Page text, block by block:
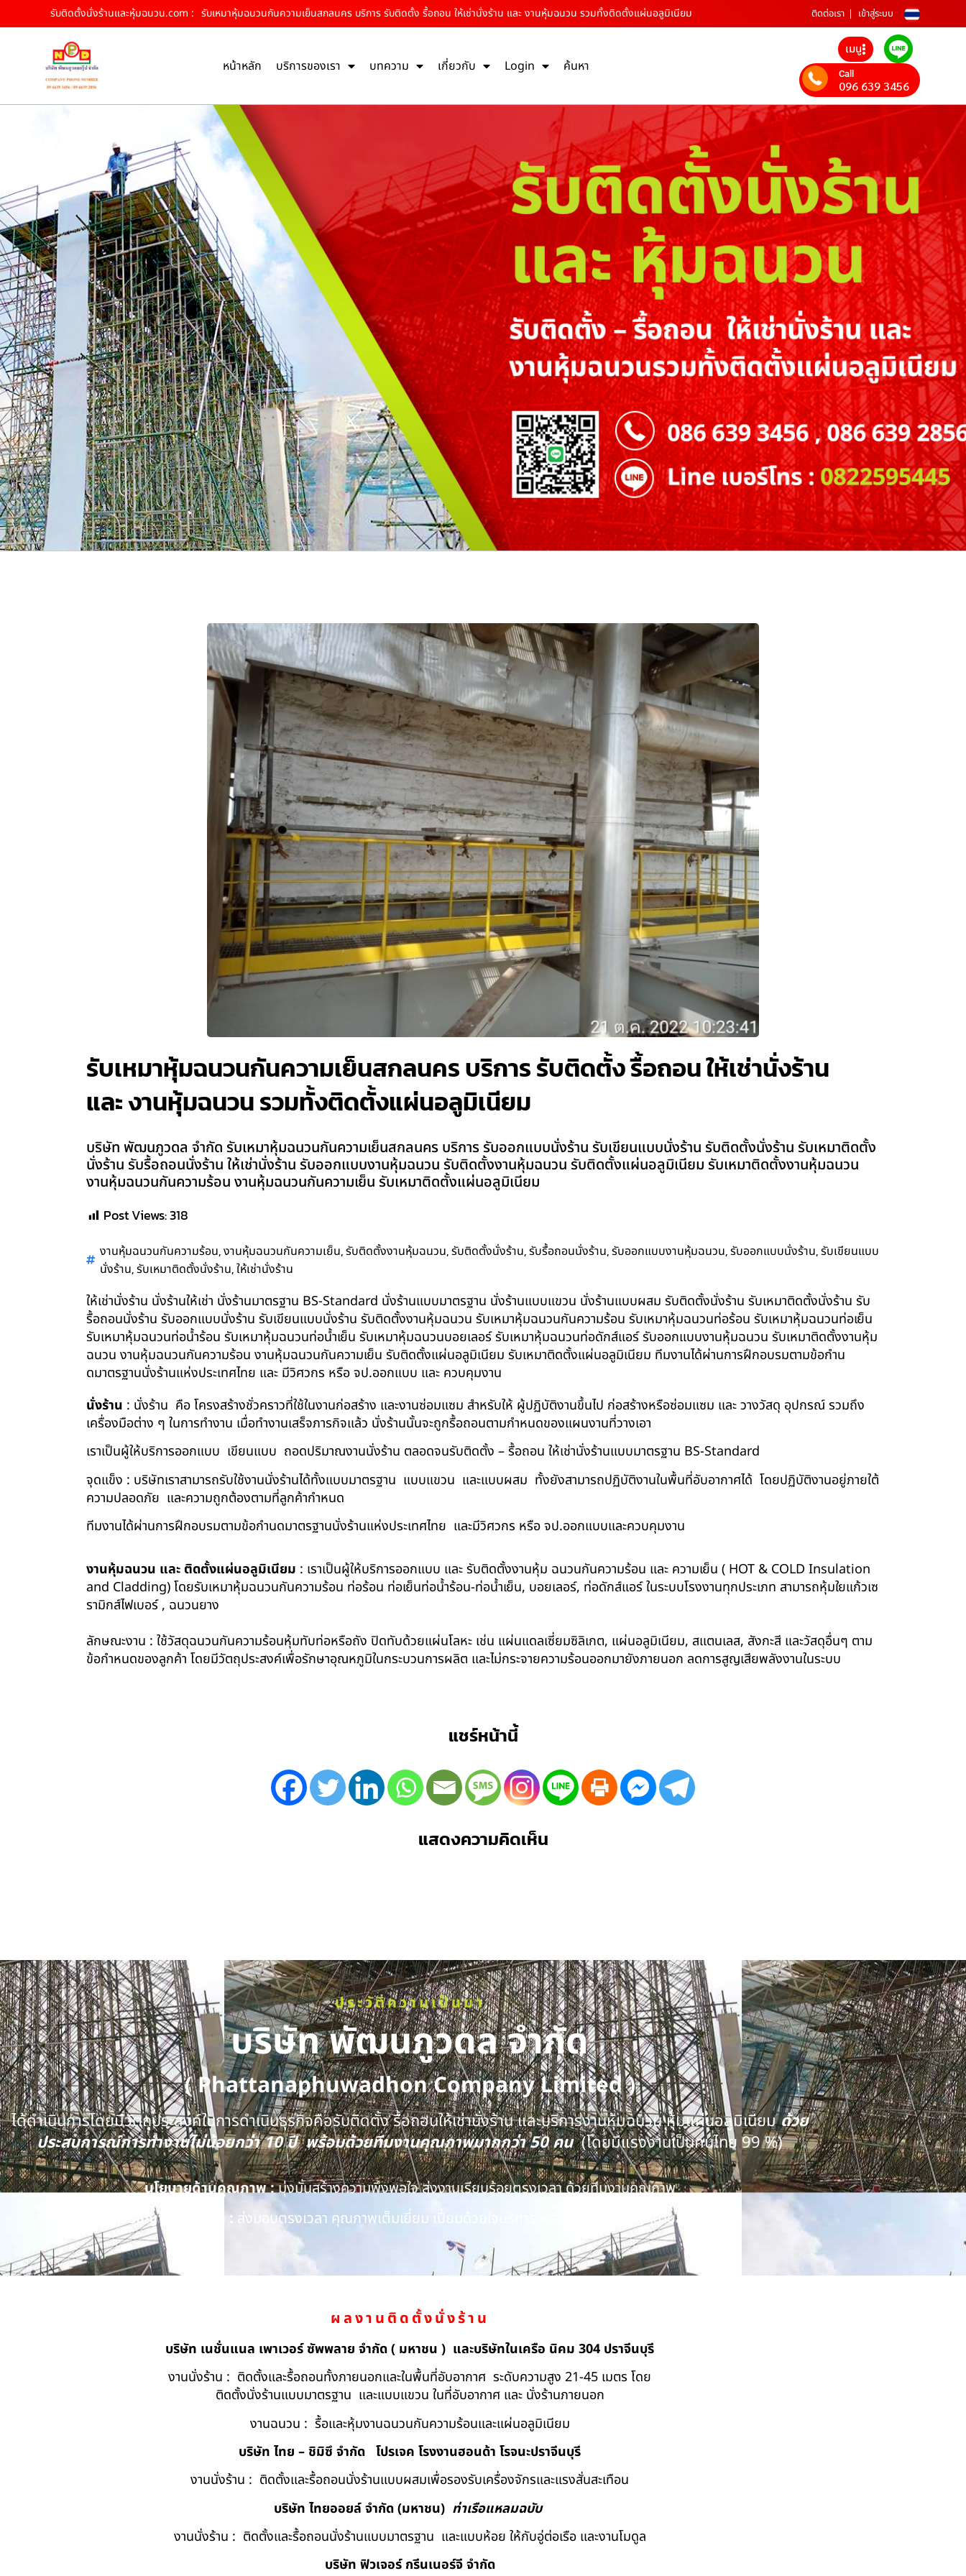
รับติดตั้งนั่งร้านและหุ้มฉนวน.com : รับเหมาหุ้มฉนวนกันความเย็นสกลนคร บริการ รับติดตั้ง รื้อถอน ให้เช่านั่งร้าน และ งานหุ้มฉนวน รวมทั้งติดตั้งแผ่นอลูมิเนียม ติดต่อเรา เข้าสู่ระบบ
หน้าหลัก บริการของเรา บทความ เกี่ยวกับ Login ค้นหา
เมนู
Call
096 639 3456
รับเหมาหุ้มฉนวนกันความเย็นสกลนคร บริการ รับติดตั้ง รื้อถอน ให้เช่านั่งร้าน
และ งานหุ้มฉนวน รวมทั้งติดตั้งแผ่นอลูมิเนียม
บริษัท พัฒนภูวดล จำกัด รับเหมาหุ้มฉนวนกันความเย็นสกลนคร บริการ รับออกแบบนั่งร้าน รับเขียนแบบนั่งร้าน รับติดตั้งนั่งร้าน รับเหมาติดตั้ง
นั่งร้าน รับรื้อถอนนั่งร้าน ให้เช่านั่งร้าน รับออกแบบงานหุ้มฉนวน รับติดตั้งงานหุ้มฉนวน รับติดตั้งแผ่นอลูมิเนียม รับเหมาติดตั้งงานหุ้มฉนวน
งานหุ้มฉนวนกันความร้อน งานหุ้มฉนวนกันความเย็น รับเหมาติดตั้งแผ่นอลูมิเนียม
Post Views:318
งานหุ้มฉนวนกันความร้อน,งานหุ้มฉนวนกันความเย็น,รับติดตั้งงานหุ้มฉนวน,รับติดตั้งนั่งร้าน,รับรื้อถอนนั่งร้าน,รับออกแบบงานหุ้มฉนวน,รับออกแบบนั่งร้าน,รับเขียนแบบ
นั่งร้าน,รับเหมาติดตั้งนั่งร้าน,ให้เช่านั่งร้าน
ให้เช่านั่งร้าน นั่งร้านให้เช่า นั่งร้านมาตรฐาน BS-Standard นั่งร้านแบบมาตรฐาน นั่งร้านแบบแขวน นั่งร้านแบบผสม รับติดตั้งนั่งร้าน รับเหมาติดตั้งนั่งร้าน รับ
รื้อถอนนั่งร้าน รับออกแบบนั่งร้าน รับเขียนแบบนั่งร้าน รับติดตั้งงานหุ้มฉนวน รับเหมาหุ้มฉนวนกันความร้อน รับเหมาหุ้มฉนวนท่อร้อน รับเหมาหุ้มฉนวนท่อเย็น
รับเหมาหุ้มฉนวนท่อน้ำร้อน รับเหมาหุ้มฉนวนท่อน้ำเย็น รับเหมาหุ้มฉนวนบอยเลอร์ รับเหมาหุ้มฉนวนท่อดักส์แอร์ รับออกแบบงานหุ้มฉนวน รับเหมาติดตั้งงานหุ้ม
ฉนวน งานหุ้มฉนวนกันความร้อน งานหุ้มฉนวนกันความเย็น รับติดตั้งแผ่นอลูมิเนียม รับเหมาติดตั้งแผ่นอลูมิเนียม ทีมงานได้ผ่านการฝึกอบรมตามข้อกำน
ดมาตรฐานนั่งร้านแห่งประเทศไทย และ มีวิศวกร หรือ จป.ออกแบบ และ ควบคุมงาน
นั่งร้าน : นั่งร้าน คือ โครงสร้างชั่วคราวที่ใช้ในงานก่อสร้าง และงานซ่อมแซม สำหรับให้ ผู้ปฏิบัติงานขึ้นไป ก่อสร้างหรือซ่อมแซม และ วางวัสดุ อุปกรณ์ รวมถึง
เครื่องมือต่าง ๆ ในการทำงาน เมื่อทำงานเสร็จภารกิจแล้ว นั่งร้านนั้นจะถูกรื้อถอนตามกำหนดของแผนงานที่วางเอา
เราเป็นผู้ให้บริการออกแบบ เขียนแบบ ถอดปริมาณงานนั่งร้าน ตลอดจนรับติดตั้ง – รื้อถอน ให้เช่านั่งร้านแบบมาตรฐาน BS-Standard
จุดแข็ง : บริษัทเราสามารถรับใช้งานนั่งร้านได้ทั้งแบบมาตรฐาน แบบแขวน และแบบผสม ทั้งยังสามารถปฏิบัติงานในพื้นที่อับอากาศได้ โดยปฏิบัติงานอยู่ภายใต้
ความปลอดภัย และความถูกต้องตามที่ลูกค้ากำหนด
ทีมงานได้ผ่านการฝึกอบรมตามข้อกำนดมาตรฐานนั่งร้านแห่งประเทศไทย และมีวิศวกร หรือ จป.ออกแบบและควบคุมงาน
งานหุ้มฉนวน และ ติดตั้งแผ่นอลูมิเนียม : เราเป็นผู้ให้บริการออกแบบ และ รับติดตั้งงานหุ้ม ฉนวนกันความร้อน และ ความเย็น ( HOT & COLD Insulation
and Cladding) โดยรับเหมาหุ้มฉนวนกันความร้อน ท่อร้อน ท่อเย็นท่อน้ำร้อน-ท่อน้ำเย็น, บอยเลอร์, ท่อดักส์แอร์ ในระบบโรงงานทุกประเภท สามารถหุ้มใยแก้วเซ
รามิกส์ไฟเบอร์ , ฉนวนยาง
ลักษณะงาน : ใช้วัสดุฉนวนกันความร้อนหุ้มทับท่อหรือถัง ปิดทับด้วยแผ่นโลหะ เช่น แผ่นแดลเซี่ยมซิลิเกต, แผ่นอลูมิเนียม, สแตนเลส, สังกะสี และวัสดุอื่นๆ ตาม
ข้อกำหนดของลูกค้า โดยมีวัตถุประสงค์เพื่อรักษาอุณหภูมิในกระบวนการผลิต และไม่กระจายความร้อนออกมายังภายนอก ลดการสูญเสียพลังงานในระบบ
แชร์หน้านี้
แสดงความคิดเห็น
ประวัติความเป็นมา
บริษัท พัฒนภูวดล จำกัด
( Phattanaphuwadhon Company Limited )
ได้ดำเนินการโดยมีวัตถุประสงค์ในการดำเนินธุรกิจคือรับติดตั้ง รื้อถอนให้เช่านั่งร้าน และบริการงานหุ้มฉนวน หุ้มแผ่นอลูมิเนียมด้วย
ประสบการณ์การทำงานไม่น้อยกว่า 10 ปี พร้อมด้วยทีมงานคุณภาพมากกว่า 50 คน(โดยมีแรงงานเป็นคนไทย 99 %)
นโยบายด้านคุณภาพ :มุ่งมั่นสร้างความพึงพอใจ ส่งงานเรียบร้อยตรงเวลา ด้วยทีมงานคุณภาพ
ปรัชญาของบริษัท : ส่งมอบตรงเวลา คุณภาพเต็มเยี่ยม เปี่ยมด้วยใจบริการ พร้อมความชำนาญหลายสิบปี
ผลงานติดตั้งนั่งร้าน
บริษัท เนชั่นแนล เพาเวอร์ ซัพพลาย จำกัด ( มหาชน ) และบริษัทในเครือ นิคม 304 ปราจีนบุรี
งานนั่งร้าน : ติดตั้งและรื้อถอนทั้งภายนอกและในพื้นที่อับอากาศ ระดับความสูง 21-45 เมตร โดย
ติดตั้งนั่งร้านแบบมาตรฐาน และแบบแขวน ในที่อับอากาศ และ นั่งร้านภายนอก
งานฉนวน : รื้อและหุ้มงานฉนวนกันความร้อนและแผ่นอลูมิเนียม
บริษัท ไทย – ชิมิซึ จำกัด โปรเจค โรงงานฮอนด้า โรจนะปราจีนบุรี
งานนั่งร้าน : ติดตั้งและรื้อถอนนั่งร้านแบบผสมเพื่อรองรับเครื่องจักรและแรงสั่นสะเทือน
บริษัท ไทยออยล์ จํากัด (มหาชน) ท่าเรือแหลมฉบับ
งานนั่งร้าน : ติดตั้งและรื้อถอนนั่งร้านแบบมาตรฐาน และแบบห้อย ให้กับอู่ต่อเรือ และงานโมดูล
บริษัท ฟิวเจอร์ กรีนเนอร์จี จำกัด